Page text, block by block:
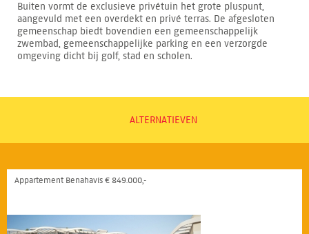
Buiten vormt de exclusieve privétuin het grote pluspunt,
aangevuld met een overdekt en privé terras. De afgesloten
gemeenschap biedt bovendien een gemeenschappelijk
zwembad, gemeenschappelijke parking en een verzorgde
omgeving dicht bij golf, stad en scholen.
ALTERNATIEVEN
Appartement Benahavís € 849.000,-